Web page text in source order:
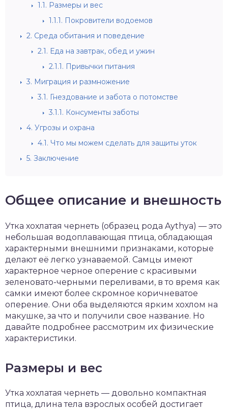
1.1. Размеры и вес
1.1.1. Покровители водоемов
2. Среда обитания и поведение
2.1. Еда на завтрак, обед и ужин
2.1.1. Привычки питания
3. Миграция и размножение
3.1. Гнездование и забота о потомстве
3.1.1. Консументы заботы
4. Угрозы и охрана
4.1. Что мы можем сделать для защиты уток
5. Заключение
Общее описание и внешность
Утка хохлатая чернеть (образец рода Aythya) — это
небольшая водоплавающая птица, обладающая
характерными внешними признаками, которые
делают её легко узнаваемой. Самцы имеют
характерное черное оперение с красивыми
зеленовато-черными переливами, в то время как
самки имеют более скромное коричневатое
оперение. Они оба выделяются ярким хохлом на
макушке, за что и получили свое название. Но
давайте подробнее рассмотрим их физические
характеристики.
Размеры и вес
Утка хохлатая чернеть — довольно компактная
птица, длина тела взрослых особей достигает